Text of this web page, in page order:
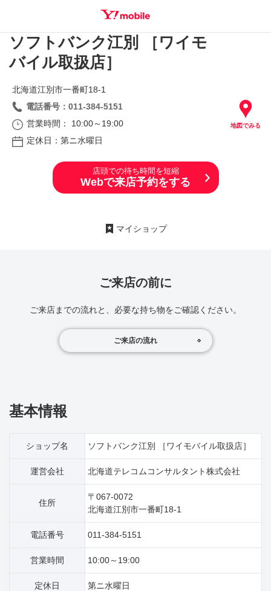
SEARCH
ソフトバンク江別 ［ワイモ
バイル取扱店］
地図でみる
北海道江別市一番町18‐1
電話番号：011-384-5151
営業時間： 10:00～19:00
定休日：第ニ水曜日
店頭での待ち時間を短縮
Webで来店予約をする
マイショップ
ご来店の前に
ご来店までの流れと、必要な持ち物をご確認ください。
ご来店の流れ
基本情報
ショップ名 ソフトバンク江別 ［ワイモバイル取扱店］
運営会社 北海道テレコムコンサルタント株式会社
住所
〒067-0072
北海道江別市一番町18‐1
電話番号 011-384-5151
営業時間 10:00～19:00
定休日 第ニ水曜日